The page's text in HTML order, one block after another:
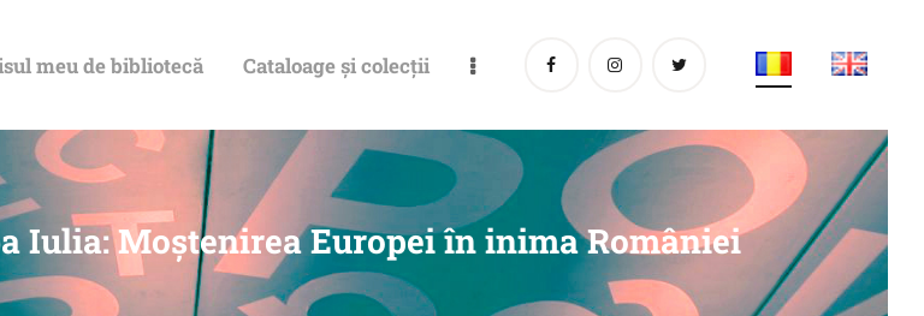
meu de bibliotecă Cataloage și colecții
Iulia: Moștenirea Europei în inima României
ȘI